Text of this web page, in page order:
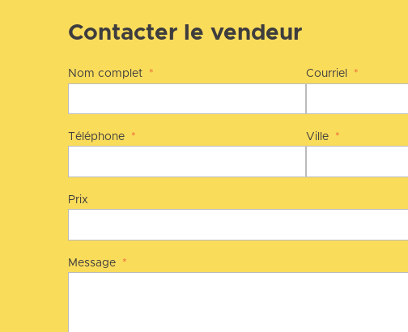
Contacter le vendeur
Nom complet * Courriel *
Téléphone * Ville *
Prix
Message *